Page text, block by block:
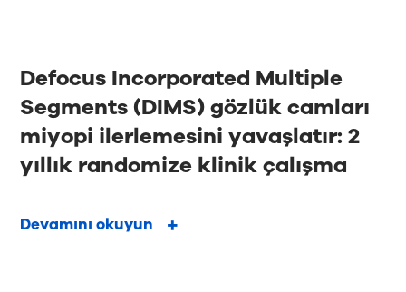
Defocus Incorporated Multiple
Segments (DIMS) gözlük camları
miyopi ilerlemesini yavaşlatır: 2
yıllık randomize klinik çalışma
Devamını okuyun